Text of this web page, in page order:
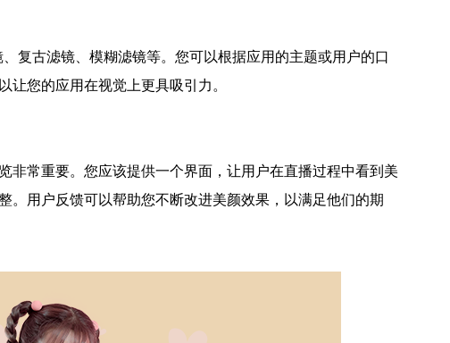
复古滤镜、模糊滤镜等。您可以根据应用的主题或用户的口
让您的应用在视觉上更具吸引力。
非常重要。您应该提供一个界面，让用户在直播过程中看到美
。用户反馈可以帮助您不断改进美颜效果，以满足他们的期